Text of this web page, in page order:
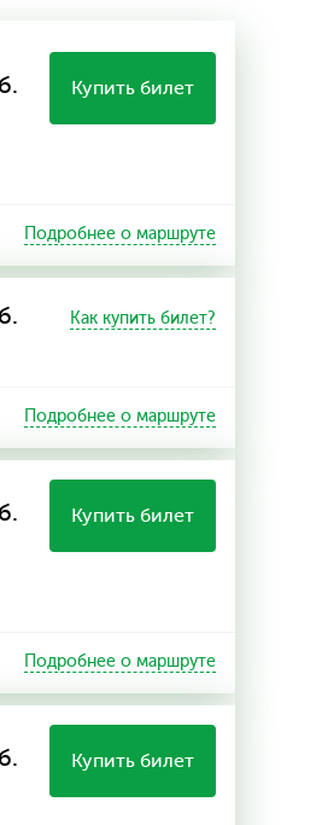
Купить билет
Подробнее о маршруте
Как купить билет?
Подробнее о маршруте
Купить билет
Подробнее о маршруте
Купить билет